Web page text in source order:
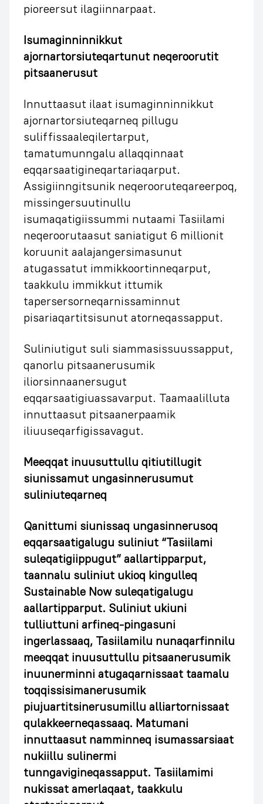
pioreersut ilagiinnarpaat.
Isumaginninnikkut
ajornartorsiuteqartunut neqeroorutit
pitsaanerusut
Innuttaasut ilaat isumaginninnikkut
ajornartorsiuteqarneq pillugu
suliffissaaleqilertarput,
tamatumunngalu allaqqinnaat
eqqarsaatigineqartariaqarput.
Assigiinngitsunik neqerooruteqareerpoq,
missingersuutinullu
isumaqatigiissummi nutaami Tasiilami
neqeroorutaasut saniatigut 6 millionit
koruunit aalajangersimasunut
atugassatut immikkoortinneqarput,
taakkulu immikkut ittumik
tapersersorneqarnissaminnut
pisariaqartitsisunut atorneqassapput.
Suliniutigut suli siammasissuussapput,
qanorlu pitsaanerusumik
iliorsinnaanersugut
eqqarsaatigiuassavarput. Taamaalilluta
innuttaasut pitsaanerpaamik
iliuuseqarfigissavagut.
Meeqqat inuusuttullu qitiutillugit
siunissamut ungasinnerusumut
suliniuteqarneq
Qanittumi siunissaq ungasinnerusoq
eqqarsaatigalugu suliniut “Tasiilami
suleqatigiippugut” aallartipparput,
taannalu suliniut ukioq kingulleq
Sustainable Now suleqatigalugu
aallartipparput. Suliniut ukiuni
tulliuttuni arfineq-pingasuni
ingerlassaaq, Tasiilamilu nunaqarfinnilu
meeqqat inuusuttullu pitsaanerusumik
inuunerminni atugaqarnissaat taamalu
toqqissisimanerusumik
piujuartitsinerusumillu alliartornissaat
qulakkeerneqassaaq. Matumani
innuttaasut namminneq isumassarsiaat
nukiillu sulinermi
tunngavigineqassapput. Tasiilamimi
nukissat amerlaqaat, taakkulu